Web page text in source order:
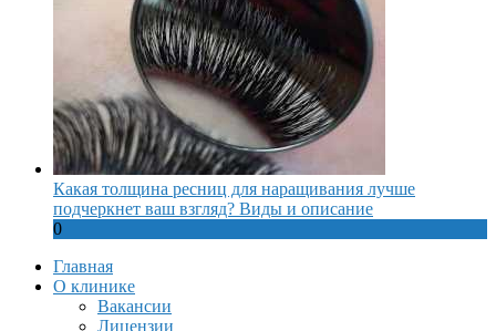
Какая толщина ресниц для наращивания лучше
подчеркнет ваш взгляд? Виды и описание
0
Главная
О клинике
Вакансии
Лицензии